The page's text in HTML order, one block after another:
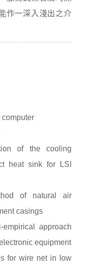
作一深入淺出之介
of the cooling
heat sink for LSI
of natural air
casings
approach
equipment
for wire net in low